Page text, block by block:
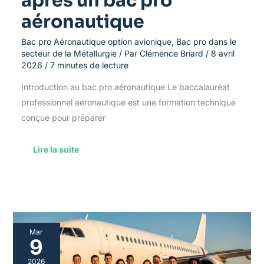
aéronautique
Bac pro Aéronautique option avionique, Bac pro dans le
secteur de la Métallurgie/ Par Clémence Briard / 8 avril
2026 / 7 minutes de lecture
Introduction au bac pro aéronautique Le baccalauréat
professionnel aéronautique est une formation technique
conçue pour préparer
Lire la suite
Mar
9
2026
Zoom
sur
les
débouchés